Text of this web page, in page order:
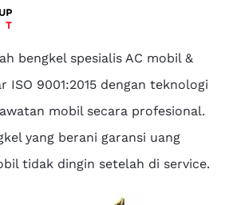
bengkel spesialis AC mobil &
ISO 9001:2015 dengan teknologi
mobil secara profesional.
yang berani garansi uang
tidak dingin setelah di service.